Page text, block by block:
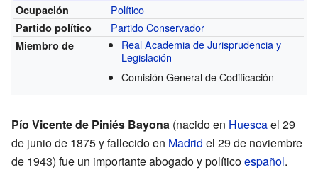
Ocupación
Político
Partido político Partido Conservador
Miembro de
Real Academia de Jurisprudencia y
Legislación
Comisión General de Codificación
Pío Vicente de Piniés Bayona (nacido en Huescael 29
de junio de 1875 y fallecido en Madrid el 29 de noviembre
de 1943) fue un importante abogado y políticoespañol.